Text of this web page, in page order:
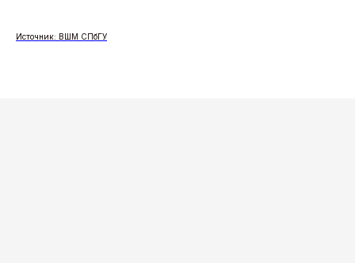
Источник: ВШМ СПбГУ